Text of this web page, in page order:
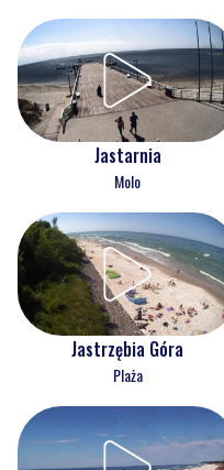
Jastarnia
Molo
Jastrzębia Góra
Plaża